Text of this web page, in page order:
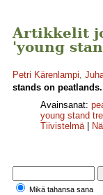
Artikkelit
'young
Petri Kärenlampi,
stands on peatlands.
Avainsanat:
young stand
Tiivistelmä|
Mikä tahansa sana